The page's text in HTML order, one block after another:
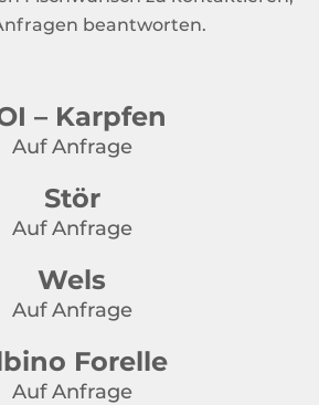
beantworten.
– Karpfen
Auf Anfrage
Stör
Auf Anfrage
Wels
Auf Anfrage
Forelle
Auf Anfrage